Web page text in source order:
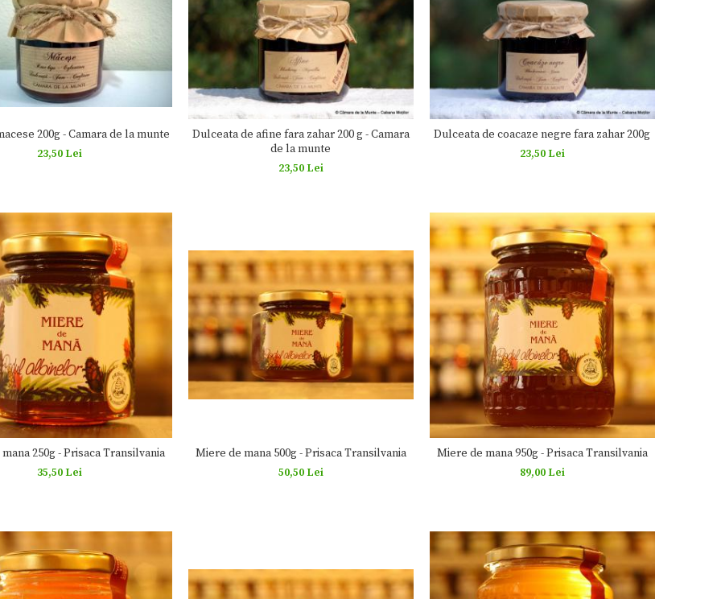
200g - Camara de la munte
23,50 Lei
Dulceata de afine fara zahar 200 g - Camara
de la munte
23,50 Lei
Dulceata de coacaze negre fara zahar 200g
23,50 Lei
250g - Prisaca Transilvania
35,50 Lei
Miere de mana 500g - Prisaca Transilvania
50,50 Lei
Miere de mana 950g - Prisaca Transilvania
89,00 Lei